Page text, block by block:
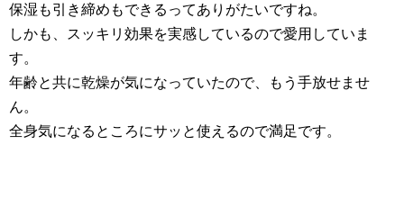
保湿も引き締めもできるってありがたいですね。
しかも、スッキリ効果を実感しているので愛用していま
す。
年齢と共に乾燥が気になっていたので、もう手放せませ
ん。
全身気になるところにサッと使えるので満足です。